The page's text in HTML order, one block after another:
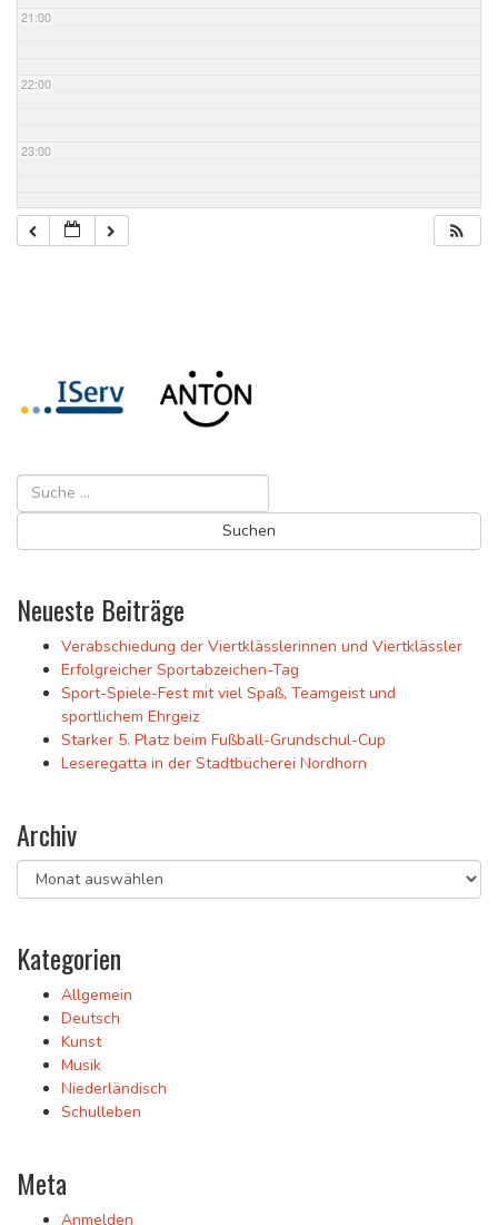
21:00
22:00
23:00
Neueste Beiträge
Verabschiedung der Viertklässlerinnen und Viertklässler
Erfolgreicher Sportabzeichen-Tag
Sport-Spiele-Fest mit viel Spaß, Teamgeist und
sportlichem Ehrgeiz
Starker 5. Platz beim Fußball-Grundschul-Cup
Leseregatta in der Stadtbücherei Nordhorn
Archiv
Archiv
Kategorien
Allgemein
Deutsch
Kunst
Musik
Niederländisch
Schulleben
Meta
Anmelden